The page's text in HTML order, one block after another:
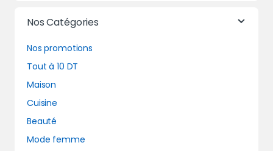
Nos Catégories
Nos promotions
Tout à 10 DT
Maison
Cuisine
Beauté
Mode femme